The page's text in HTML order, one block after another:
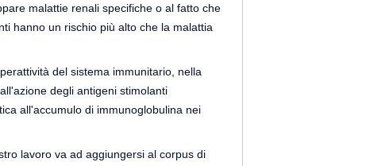
malattie renali specifiche o al fatto che
hanno un rischio più alto che la malattia
del sistema immunitario, nella
degli antigeni stimolanti
all'accumulo di immunoglobulina nei
lavoro va ad aggiungersi al corpus di